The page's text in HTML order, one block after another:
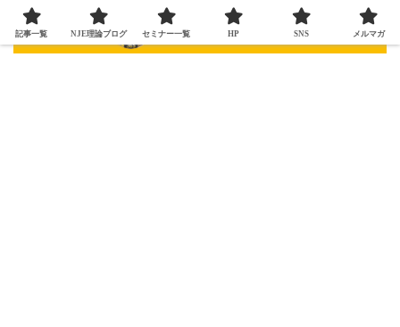
記事一覧 NJE理論ブログ セミナー一覧 HP SNS メルマガ